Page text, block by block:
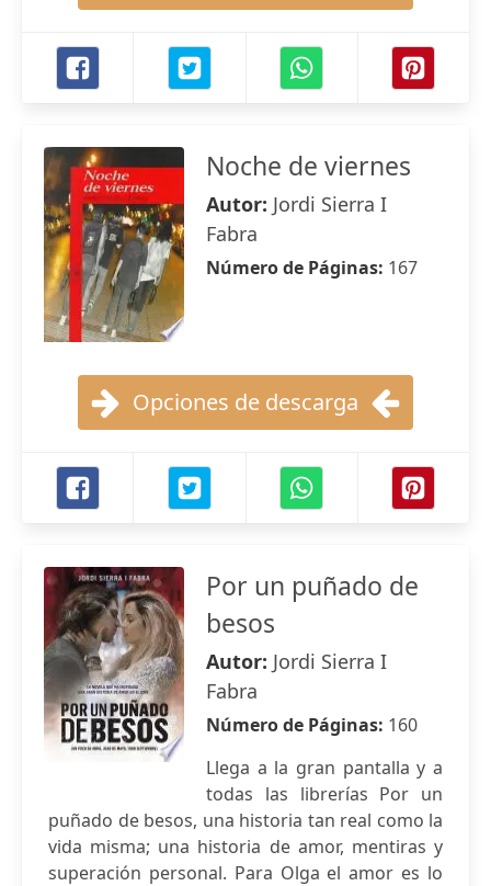
Noche de viernes
Autor: Jordi Sierra I
Fabra
Número de Páginas: 167
Opciones de descarga
Por un puñado de
besos
Autor: Jordi Sierra I
Fabra
Número de Páginas: 160
Llega a la gran pantalla y a
todas las librerías Por un
puñado de besos, una historia tan real como la
vida misma; una historia de amor, mentiras y
superación personal. Para Olga el amor es lo